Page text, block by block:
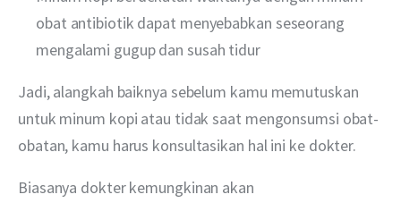
obat antibiotik dapat menyebabkan seseorang
mengalami gugup dan susah tidur
Jadi, alangkah baiknya sebelum kamu memutuskan
untuk minum kopi atau tidak saat mengonsumsi obat-
obatan, kamu harus konsultasikan hal ini ke dokter.
Biasanya dokter kemungkinan akan